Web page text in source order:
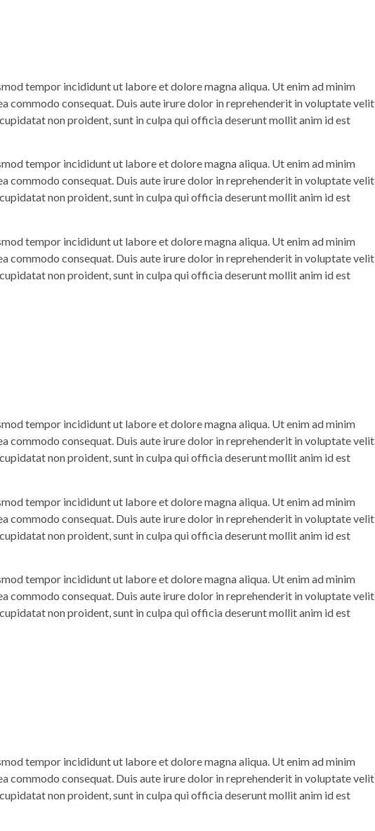
tempor incididunt ut labore et dolore magna aliqua. Ut enim ad minim
commodo consequat. Duis aute irure dolor in reprehenderit in voluptate velit
non proident, sunt in culpa qui officia deserunt mollit anim id est
tempor incididunt ut labore et dolore magna aliqua. Ut enim ad minim
commodo consequat. Duis aute irure dolor in reprehenderit in voluptate velit
non proident, sunt in culpa qui officia deserunt mollit anim id est
tempor incididunt ut labore et dolore magna aliqua. Ut enim ad minim
commodo consequat. Duis aute irure dolor in reprehenderit in voluptate velit
non proident, sunt in culpa qui officia deserunt mollit anim id est
tempor incididunt ut labore et dolore magna aliqua. Ut enim ad minim
commodo consequat. Duis aute irure dolor in reprehenderit in voluptate velit
non proident, sunt in culpa qui officia deserunt mollit anim id est
tempor incididunt ut labore et dolore magna aliqua. Ut enim ad minim
commodo consequat. Duis aute irure dolor in reprehenderit in voluptate velit
non proident, sunt in culpa qui officia deserunt mollit anim id est
tempor incididunt ut labore et dolore magna aliqua. Ut enim ad minim
commodo consequat. Duis aute irure dolor in reprehenderit in voluptate velit
non proident, sunt in culpa qui officia deserunt mollit anim id est
tempor incididunt ut labore et dolore magna aliqua. Ut enim ad minim
commodo consequat. Duis aute irure dolor in reprehenderit in voluptate velit
non proident, sunt in culpa qui officia deserunt mollit anim id est